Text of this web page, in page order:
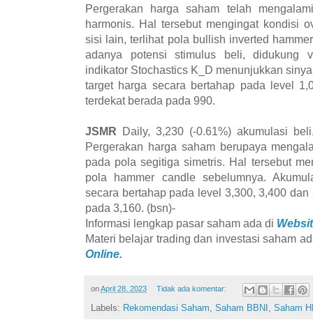
Pergerakan harga saham telah
harmonis. Hal tersebut mengingat kondisi
sisi lain, terlihat pola bullish inverted
adanya potensi stimulus beli, didukung
indikator Stochastics K_D menunjukkan
target harga secara bertahap pada level
terdekat berada pada 990.
JSMR
Daily, 3,230 (-0.61%) akumulasi
Pergerakan harga saham berupaya
pada pola segitiga simetris. Hal tersebut
pola hammer candle sebelumnya.
secara bertahap pada level 3,300, 3,400
pada 3,160. (bsn)-
Informasi lengkap pasar saham ada di
Materi belajar trading dan investasi saham
Online.
onApril 28, 2023 Tidak ada komentar:
Labels: Rekomendasi Saham Saham BBNI Saham